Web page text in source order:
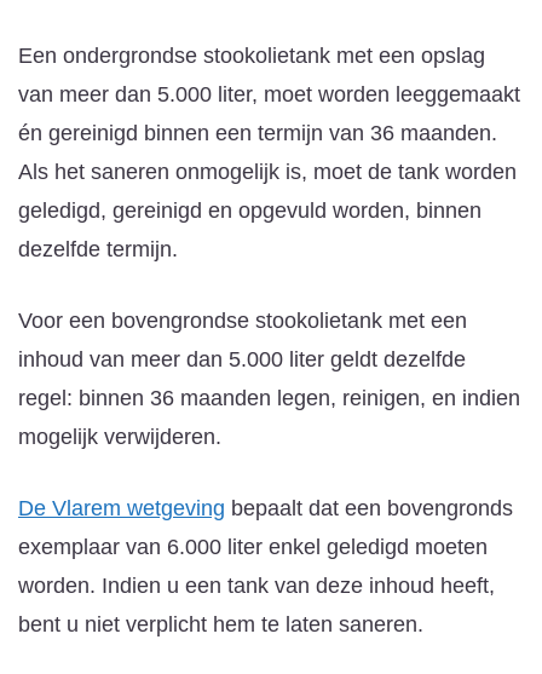
Een ondergrondse stookolietank met een opslag
van meer dan 5.000 liter, moet worden leeggemaakt
én gereinigd binnen een termijn van 36 maanden.
Als het saneren onmogelijk is, moet de tank worden
geledigd, gereinigd en opgevuld worden, binnen
dezelfde termijn.
Voor een bovengrondse stookolietank met een
inhoud van meer dan 5.000 liter geldt dezelfde
regel: binnen 36 maanden legen, reinigen, en indien
mogelijk verwijderen.
De Vlarem wetgeving bepaalt dat een bovengronds
exemplaar van 6.000 liter enkel geledigd moeten
worden. Indien u een tank van deze inhoud heeft,
bent u niet verplicht hem te laten saneren.